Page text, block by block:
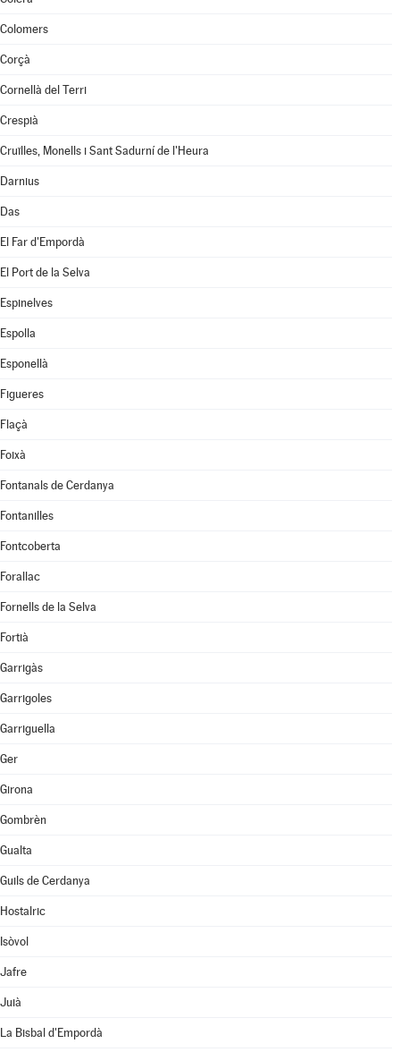
Colomers
Corçà
Cornellà del Terri
Crespià
Cruïlles, Monells i Sant Sadurní de l'Heura
Darnius
Das
El Far d'Empordà
El Port de la Selva
Espinelves
Espolla
Esponellà
Figueres
Flaçà
Foixà
Fontanals de Cerdanya
Fontanilles
Fontcoberta
Forallac
Fornells de la Selva
Fortià
Garrigàs
Garrigoles
Garriguella
Ger
Girona
Gombrèn
Gualta
Guils de Cerdanya
Hostalric
Isòvol
Jafre
Juià
La Bisbal d'Empordà